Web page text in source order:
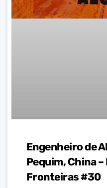
Engenheiro de
Pequim, China –
Fronteiras #30